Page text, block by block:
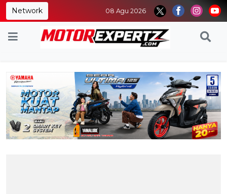
Network 08 Agu 2026